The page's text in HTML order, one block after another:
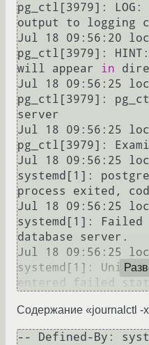
pg_ctl[3979]:
output to logging
Jul 18 09:56:20
pg_ctl[3979]:
will appear in
Jul 18 09:56:25
pg_ctl[3979]:
server
Jul 18 09:56:25
pg_ctl[3979]:
Jul 18 09:56:25
systemd[1]:
process exited,
Jul 18 09:56:25
systemd[1]: Failed
database server.
Jul 18 09:56:25
systemd[1]: Unit
Содержание «journalctl -
-- Defined-By: